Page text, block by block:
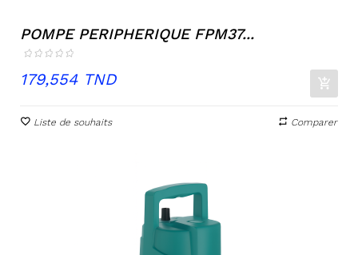
POMPE PERIPHERIQUE FPM37...
Prix
179,554 TND
Liste de souhaits Comparer